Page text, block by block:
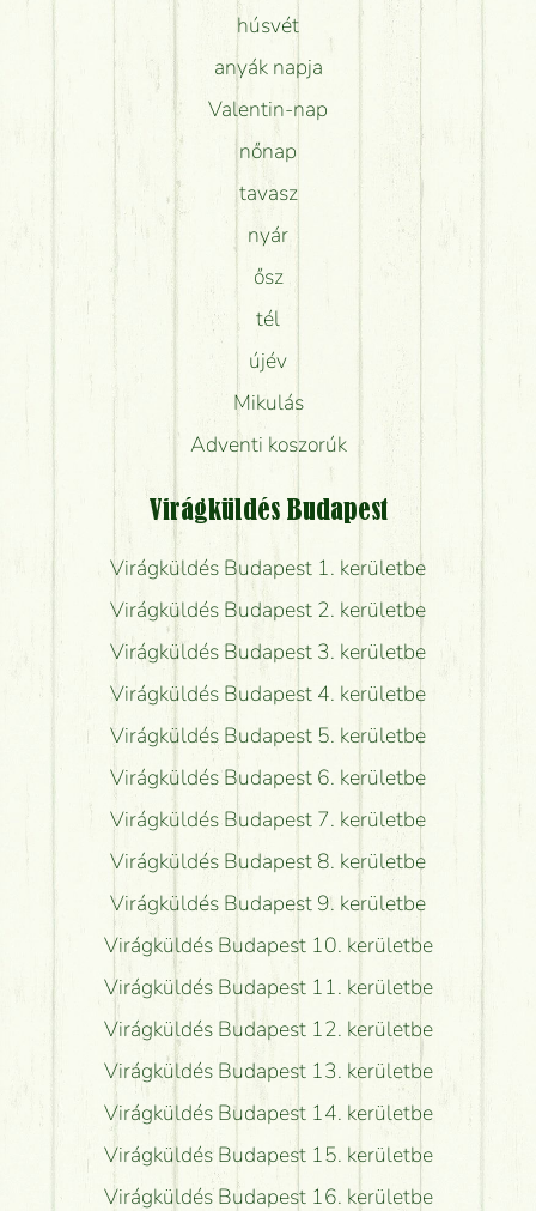
húsvét
anyák napja
Valentin-nap
nőnap
tavasz
nyár
ősz
tél
újév
Mikulás
Adventi koszorúk
Virágküldés Budapest
Virágküldés Budapest 1. kerületbe
Virágküldés Budapest 2. kerületbe
Virágküldés Budapest 3. kerületbe
Virágküldés Budapest 4. kerületbe
Virágküldés Budapest 5. kerületbe
Virágküldés Budapest 6. kerületbe
Virágküldés Budapest 7. kerületbe
Virágküldés Budapest 8. kerületbe
Virágküldés Budapest 9. kerületbe
Virágküldés Budapest 10. kerületbe
Virágküldés Budapest 11. kerületbe
Virágküldés Budapest 12. kerületbe
Virágküldés Budapest 13. kerületbe
Virágküldés Budapest 14. kerületbe
Virágküldés Budapest 15. kerületbe
Virágküldés Budapest 16. kerületbe